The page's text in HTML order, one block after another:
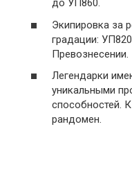
до УП860.
Экипировка за
градации:
Превознесении.
Легендарки
уникальными
способностей.
рандомен.